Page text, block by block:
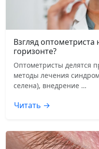
Взгляд оптометриста
горизонте?
Оптометристы делятся
методы лечения
селена), внедрение …
Читать →